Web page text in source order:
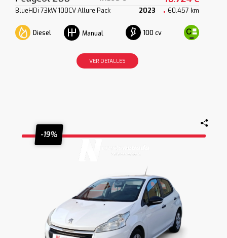
BlueHDi 73kW 100CV Allure Pack 2023 60.457 km
Diesel Manual 100 cv
VER DETALLES
-19%